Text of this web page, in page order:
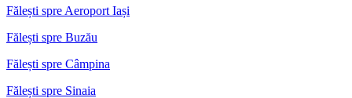
Fălești spre Aeroport Iași
Fălești spre Buzău
Fălești spre Câmpina
Fălești spre Sinaia